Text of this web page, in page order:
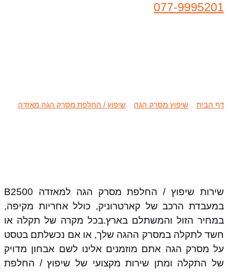
077-9995201
דף הבית שיפוץ מסרק הגה שיפוץ / החלפת מסרק הגה מאזדה
שירות שיפוץ / החלפת מסרק הגה למאזדה B2500
במעבדת הרכב של קארטרוניק, כולל אחריות מקיפה,
במחיר הזול והמשתלם בארץ.בכל מקרה של תקלה או
חשד לתקלה במסרק ההגה שלך, או אם נכשלתם בטסט
על מסרק הגה אתם מוזמנים אלינו לשם אבחון מדויק
של התקלה ומתן שירות מקצועי של שיפוץ / החלפת